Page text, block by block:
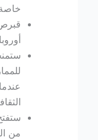
خاصة
من